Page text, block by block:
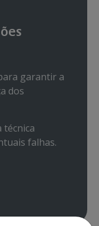
garantir a
dos
técnica
falhas.